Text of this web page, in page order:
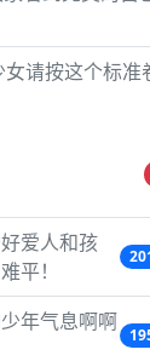
请按这个标准
爱人和孩
平！
年气息啊啊